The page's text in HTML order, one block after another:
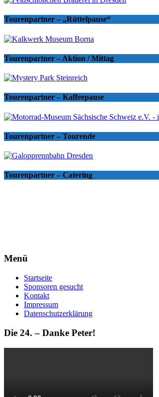
Tourenpartner – „Rüttelpause“
Tourenpartner – Aktion / Mittag
Tourenpartner – Kaffeepause
Tourenpartner – Tourende
Tourenpartner – Catering
Menü
Startseite
Sponsoren gesucht
Kontakt
Impressum
Datenschutzerklärung
Die 24. – Danke Peter!